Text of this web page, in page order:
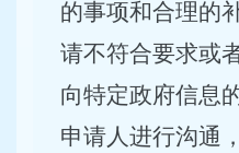
的事项和合理的
请不符合要求或
向特定政府信息
申请人进行沟通